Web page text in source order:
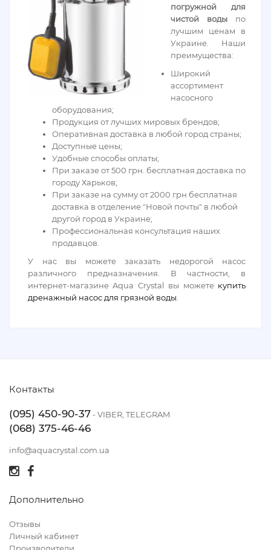
погружной для
чистой водыпо
лучшим ценам в
Украине. Наши
преимущества:
Широкий
ассортимент
насосного
оборудования;
Продукция от лучших мировых брендов;
Оперативная доставка в любой город страны;
Доступные цены;
Удобные способы оплаты;
При заказе от 500 грн. бесплатная доставка по
городу Харьков;
При заказе на сумму от 2000 грн бесплатная
доставка в отделение "Новой почты" в любой
другой город в Украине;
Профессиональная консультация наших
продавцов.
У нас вы можете заказать недорогой насос
различного предназначения. В частности, в
интернет-магазине Aqua Crystal вы можете купить
дренажный насос для грязной воды
Контакты
(095) 450-90-37- VIBER, TELEGRAM
(068) 375-46-46
info@aquacrystal.com.ua
Дополнительно
Отзывы
Личный кабинет